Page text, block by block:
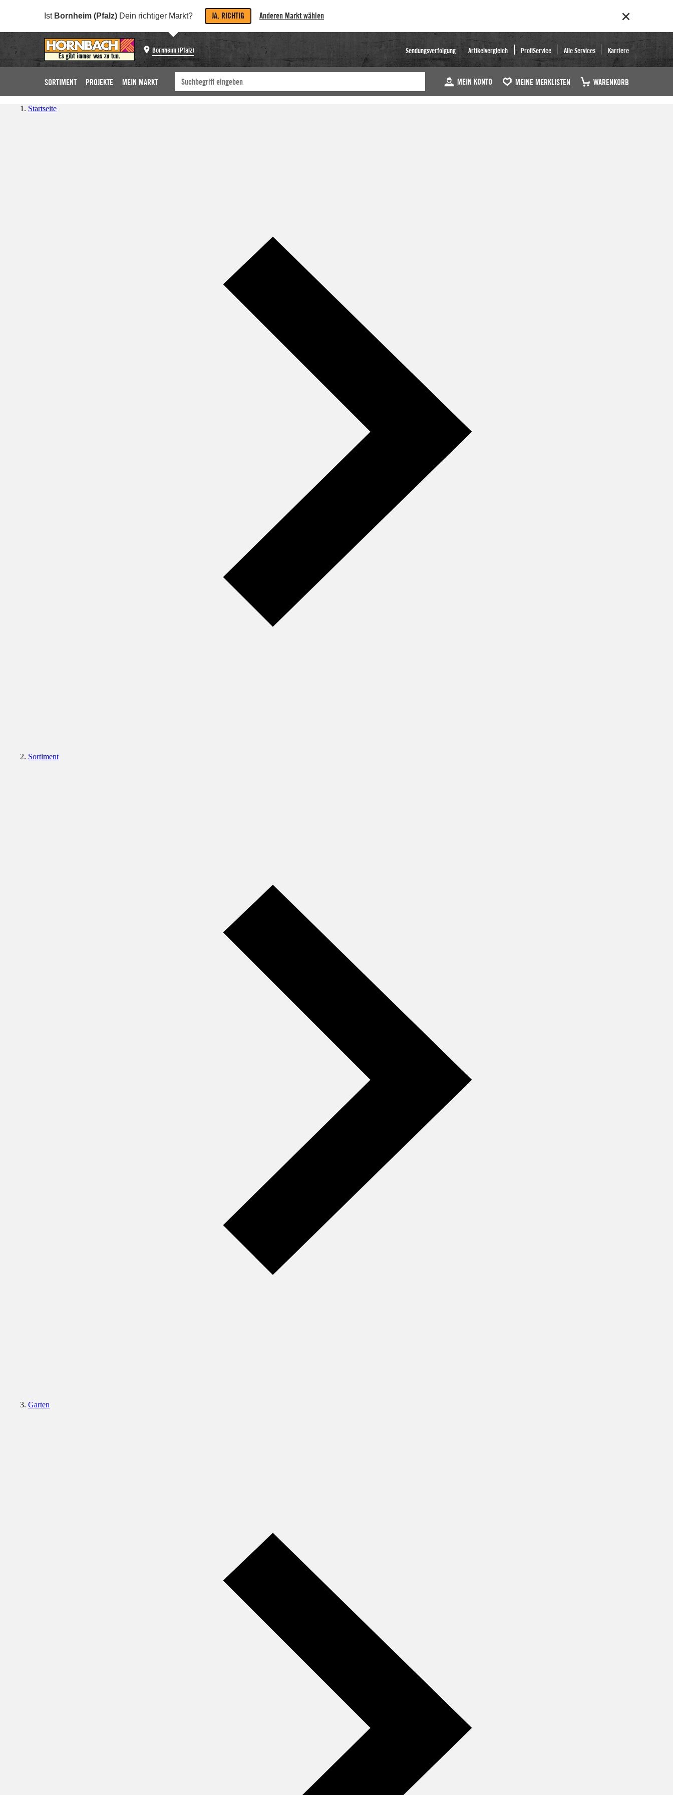
Ist Bornheim (Pfalz) Dein richtiger Markt? JA, RICHTIG Anderen Markt wählen
Bornheim (Pfalz) Sendungsverfolgung Artikelvergleich ProfiService Alle Services Karriere
SORTIMENT PROJEKTE MEIN MARKT MEIN KONTO MEINE MERKLISTEN WARENKORB
Startseite
Sortiment
Garten